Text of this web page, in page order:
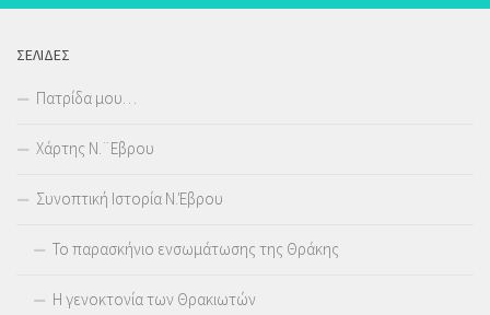
ΣΕΛΊΔΕΣ
Πατρίδα μου…
Χάρτης Ν.¨Εβρου
Συνοπτική Ιστορία Ν.Έβρου
Το παρασκήνιο ενσωμάτωσης της Θράκης
Η γενοκτονία των Θρακιωτών